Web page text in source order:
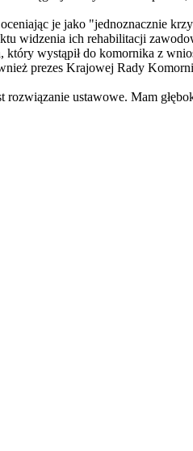
je jako "jednoznacznie
widzenia ich rehabilitacji
wystąpił do komornika z
prezes Krajowej Rady
rozwiązanie ustawowe. Mam